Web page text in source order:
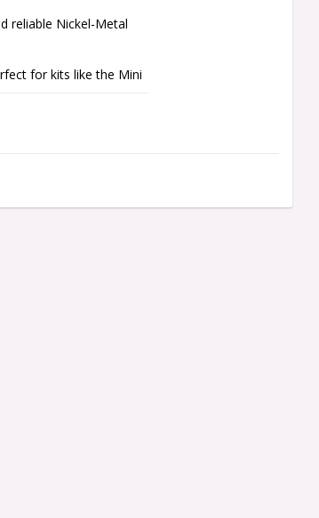
reliable Nickel-Metal
for kits like the Mini